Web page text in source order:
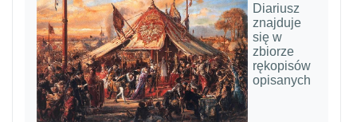
Diariusz
znajduje
się w
zbiorze
rękopisów
opisanych